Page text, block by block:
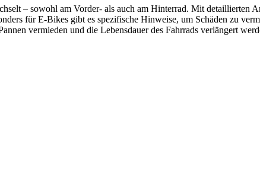
– sowohl am Vorder- als auch am Hinterrad. Mit detaillierten
für E-Bikes gibt es spezifische Hinweise, um Schäden zu
vermieden und die Lebensdauer des Fahrrads verlängert